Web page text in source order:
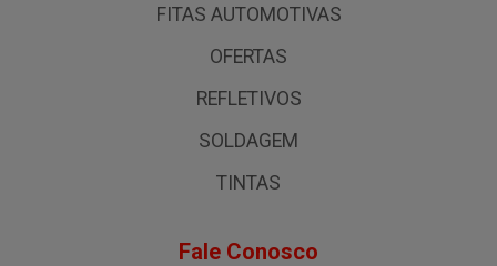
FITAS AUTOMOTIVAS
OFERTAS
REFLETIVOS
SOLDAGEM
TINTAS
Fale Conosco